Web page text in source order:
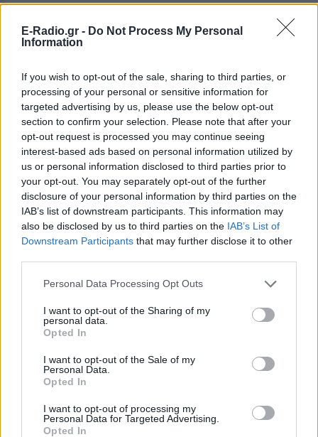
E-Radio.gr - Do Not Process My Personal
Information
If you wish to opt-out of the sale, sharing to third parties, or
processing of your personal or sensitive information for
targeted advertising by us, please use the below opt-out
section to confirm your selection. Please note that after your
opt-out request is processed you may continue seeing
interest-based ads based on personal information utilized by
us or personal information disclosed to third parties prior to
your opt-out. You may separately opt-out of the further
disclosure of your personal information by third parties on the
IAB’s list of downstream participants. This information may
also be disclosed by us to third parties on the IAB’s List of
Downstream Participants that may further disclose it to other
Personal Data Processing Opt Outs
I want to opt-out of the Sharing of my
personal data.
Opted In
I want to opt-out of the Sale of my
Personal Data.
Opted In
I want to opt-out of processing my
Personal Data for Targeted Advertising.
Opted In
ΔΕΙΤΕ ΕΠΙΣΗΣ
ΣΤΗΝ ΙΔΙΑ ΚΑΤΗΓΟΡΙΑ
ΑΑΔΕ: Τι ισχύει για χαρτζιλίκια,
τα αφορολόγητα όρια ανά κατηγορία
συγγένειας και γιατί η αιτιολογία κάθε
Μυστήριο με τη σορό γυναίκας